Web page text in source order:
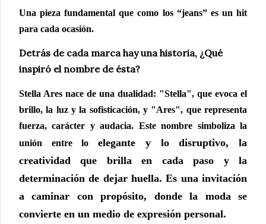
Una pieza fundamental que como los “jeans” es un hit
para cada ocasión.
Detrás de cada marca hay una historia, ¿Qué
inspiró el nombre de ésta?
Stella Ares nace de una dualidad: "Stella", que evoca el
brillo, la luz y la sofisticación, y "Ares", que representa
fuerza, carácter y audacia. Este nombre simboliza la
unión entre loelegante y lo disruptivo, la
creatividad que brilla en cada paso y la
determinación de dejar huella. Es una invitación
a caminar con propósito, donde la moda se
convierte en un medio de expresión personal.